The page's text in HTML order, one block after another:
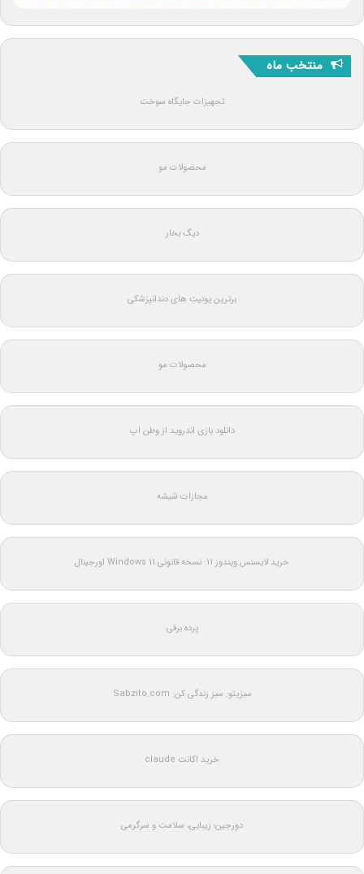
منتخب ماه
تجهیزات جایگاه سوخت
محصولات مو
دیگ بخار
برترین یونیت های دندانپزشکی
محصولات مو
دانلود بازی اندروید از وطن اپ
مجازات شیشه
خرید لایسنس ویندوز 11: نسخه قانونی Windows 11 اورجینال
پرده برقی
سبزیتو: سبز زندگی کن: Sabzito.com
خرید اکانت claude
دورجین؛ زیبایی، سلامت و سرگرمی